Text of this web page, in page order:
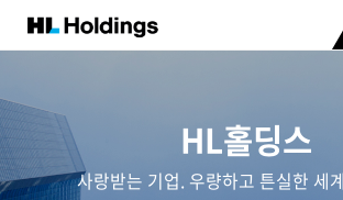
HL홀딩스
사랑받는 기업. 우량하고 튼실한 세